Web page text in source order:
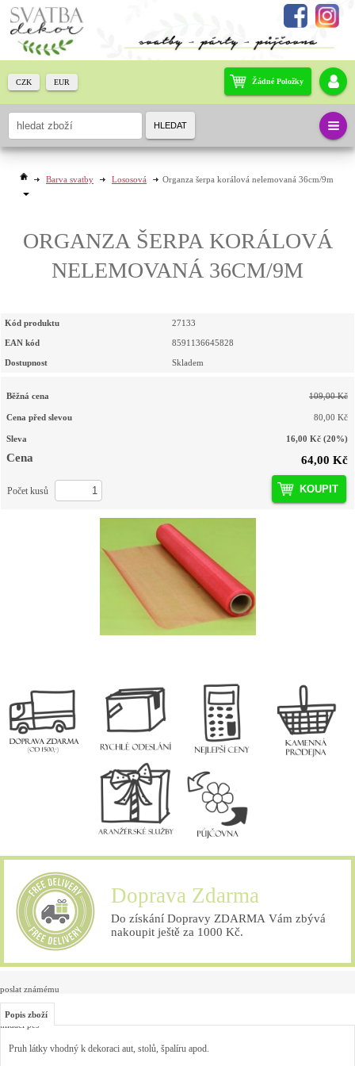
Barva svatby Lososová Organza šerpa korálová nelemovaná 36cm/9m
ORGANZA ŠERPA KORÁLOVÁ
NELEMOVANÁ 36CM/9M
Kód produktu 27133
EAN kód 8591136645828
Dostupnost Skladem
Běžná cena 109,00 Kč
Cena před slevou 80,00 Kč
Sleva 16,00 Kč (20%)
Cena 64,00 Kč
KOUPIT
Počet kusů
Doprava Zdarma
Do získání Dopravy ZDARMA Vám zbývá
nakoupit ještě za 1000 Kč.
poslat známému
hlídací pes
Popis zboží
Pruh látky vhodný k dekoraci aut, stolů, špalíru apod.
Žádné Položky
CZK EUR
HLEDAT